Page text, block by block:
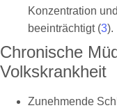
Konzentration
beeinträchtigt (3).
Chronische
Volkskrankheit
Zunehmende